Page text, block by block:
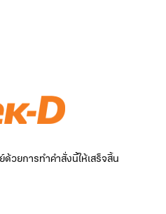
วยการทำคำสั่งนี้ให้เสร็จสิ้น